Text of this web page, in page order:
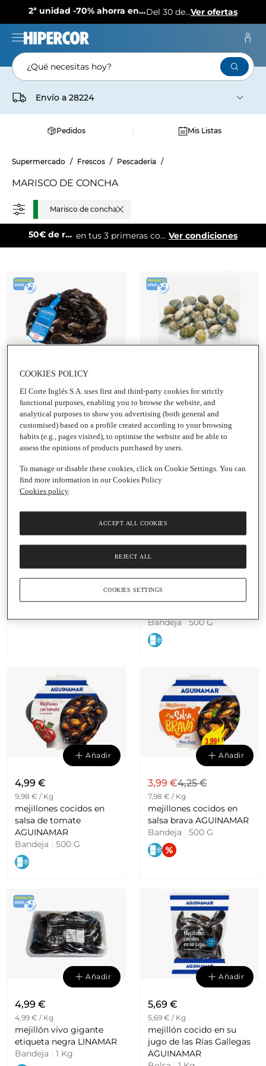
2ª unidad -70% ahorra en más de 1.000 productos Del 30 de julio al 12 de agostoVer ofertas
¿Qué necesitas hoy?
Envío a 28224
Pedidos Mis Listas
Supermercado Frescos Pescadería
MARISCO DE CONCHA
Marisco de concha
50€ de regalo en tus 3 primeras compras online. Ver condiciones
3,90 €
Mejillón gallego extra
Bolsa|1 Kg
48,95 € / Kg
Almeja japónica gallega
especial marinera
Añadir Añadir
9,98 € / Kg
mejillones cocidos en su
Bandeja|500 G
Añadir
4,99 €
9,98 € / Kg
mejillones cocidos en
salsa de tomate
AGUINAMAR
Bandeja
500 G
Añadir
3,99 €4,25 €
7,98 € / Kg
mejillones cocidos en
salsa brava AGUINAMAR
Bandeja
500 G
Añadir
4,99 €
4,99 € / Kg
mejillón vivo gigante
etiqueta negra LINAMAR
Bandeja
1 Kg
Añadir
5,69 €
5,69 € / Kg
mejillón cocido en su
jugo de las Rías Gallegas
AGUINAMAR
COOKIES POLICY
El Corte Inglés S.A. uses first and third-party cookies for strictly
functional purposes, enabling you to browse the website, and
analytical purposes to show you advertising (both general and
customised) based on a profile created according to your browsing
habits (e.g., pages visited), to optimise the website and be able to
assess the opinions of products purchased by users.
To manage or disable these cookies, click on Cookie Settings. You can
find more information in our Cookies Policy
Cookies policy
REJECT ALL
ACCEPT ALL COOKIES
COOKIES SETTINGS